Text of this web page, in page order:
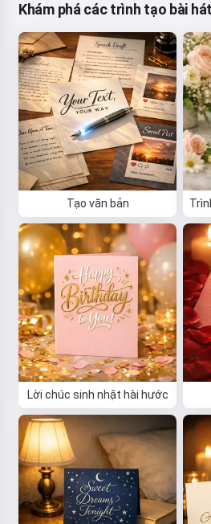
Khám phá các trình tạo bài
Tạo văn bản
Lời chúc sinh nhật hài hước